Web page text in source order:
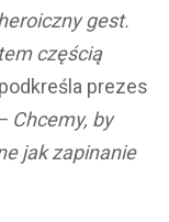
gest.
częścią
podkreśla prezes
Chcemy, by
jak zapinanie